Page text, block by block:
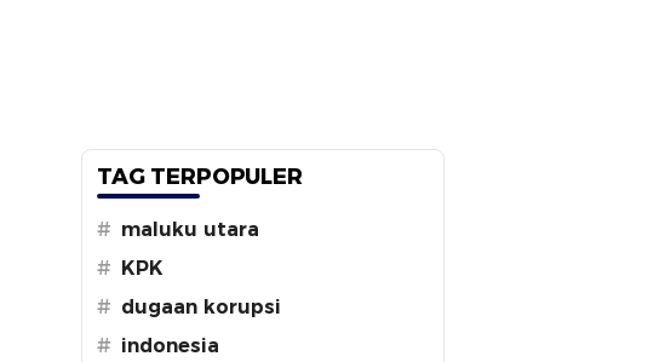
TAG TERPOPULER
# maluku utara
# KPK
# dugaan korupsi
# indonesia